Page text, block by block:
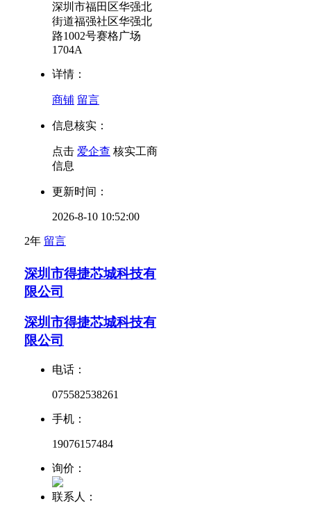
深圳市福田区华强北
街道福强社区华强北
路1002号赛格广场
1704A
详情：
商铺 留言
信息核实：
点击 爱企查 核实工商
信息
更新时间：
2026-8-10 10:52:00
2年 留言
深圳市得捷芯城科技有
限公司
深圳市得捷芯城科技有
限公司
电话：
075582538261
手机：
19076157484
询价：
联系人：